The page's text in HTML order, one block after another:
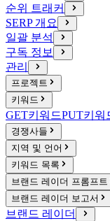
순위 트래커
SERP 개요
일괄 분석
구독 정보
관리
프로젝트
키워드
GET키워드PUT키워
경쟁사들
지역 및 언어
키워드 목록
브랜드 레이더 프롬프트
브랜드 레이더 보고서
브랜드 레이더